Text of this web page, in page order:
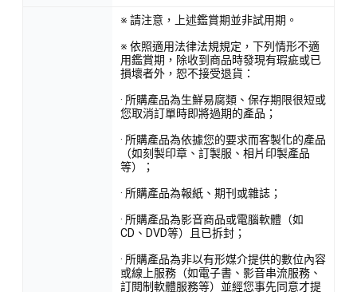
※ 請注意，上述鑑賞期並非試用期。
※ 依照適用法律法規規定，下列情形不適
用鑑賞期，除收到商品時發現有瑕疵或已
損壞者外，恕不接受退貨：
· 所購產品為生鮮易腐類、保存期限很短或
您取消訂單時即將過期的產品；
· 所購產品為依據您的要求而客製化的產品
（如刻製印章、訂製服、相片印製產品
等）；
· 所購產品為報紙、期刊或雜誌；
· 所購產品為影音商品或電腦軟體（如
CD、DVD等）且已拆封；
· 所購產品為非以有形媒介提供的數位內容
或線上服務（如電子書、影音串流服務、
訂閱制軟體服務等）並經您事先同意才提